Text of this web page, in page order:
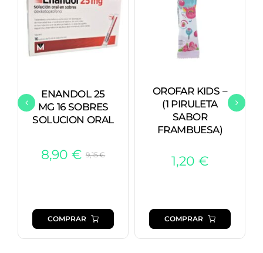
ENANDOL 25
MG 16 SOBRES
SOLUCION ORAL
9,15€El
era:
9,15 €.
8,90 €
El
es:
8,90 €.
COMPRAR
OROFAR KIDS –
(1 PIRULETA
SABOR
FRAMBUESA)
1,20€
COMPRAR